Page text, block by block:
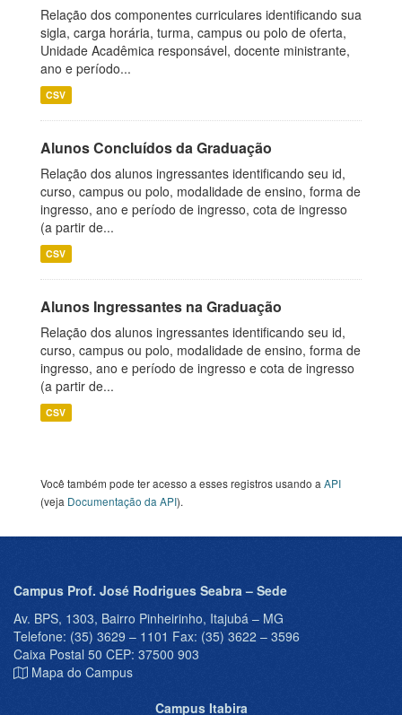
Relação dos componentes curriculares identificando sua
sigla, carga horária, turma, campus ou polo de oferta,
Unidade Acadêmica responsável, docente ministrante,
ano e período...
CSV
Alunos Concluídos da Graduação
Relação dos alunos ingressantes identificando seu id,
curso, campus ou polo, modalidade de ensino, forma de
ingresso, ano e período de ingresso, cota de ingresso
(a partir de...
CSV
Alunos Ingressantes na Graduação
Relação dos alunos ingressantes identificando seu id,
curso, campus ou polo, modalidade de ensino, forma de
ingresso, ano e período de ingresso e cota de ingresso
(a partir de...
CSV
Você também pode ter acesso a esses registros usando a API
(veja Documentação da API).
Campus Prof. José Rodrigues Seabra – Sede
Av. BPS, 1303, Bairro Pinheirinho, Itajubá – MG
Telefone: (35) 3629 – 1101 Fax: (35) 3622 – 3596
Caixa Postal 50 CEP: 37500 903
Mapa do Campus
Campus Itabira